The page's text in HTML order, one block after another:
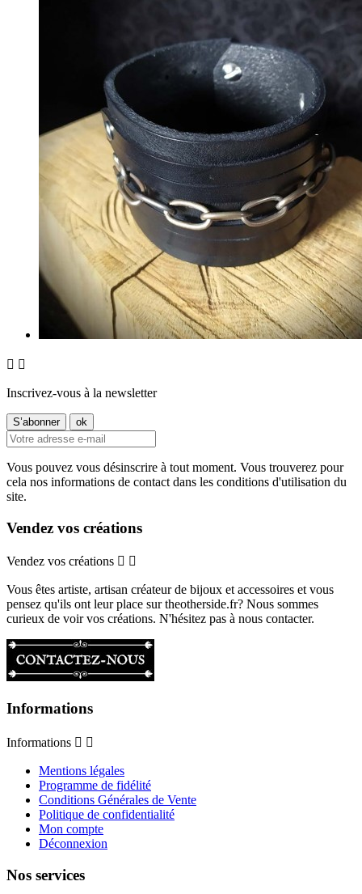
 
Inscrivez-vous à la newsletter
Vous pouvez vous désinscrire à tout moment. Vous trouverez pour
cela nos informations de contact dans les conditions d'utilisation du
site.
Vendez vos créations
Vendez vos créations  
Vous êtes artiste, artisan créateur de bijoux et accessoires et vous
pensez qu'ils ont leur place sur theotherside.fr? Nous sommes
curieux de voir vos créations. N'hésitez pas à nous contacter.
Informations
Informations  
Mentions légales
Programme de fidélité
Conditions Générales de Vente
Politique de confidentialité
Mon compte
Déconnexion
Nos services